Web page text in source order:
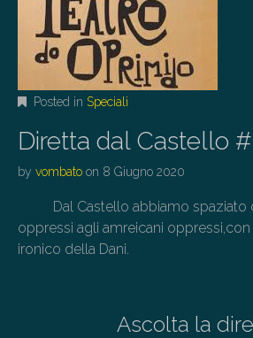
Posted in Speciali
Diretta dal Castello
by vombato on 8 Giugno 2020
Dal Castello abbiamo spaziato
oppressi agli amreicani oppressi,con
ironico della Dani.
Ascolta la